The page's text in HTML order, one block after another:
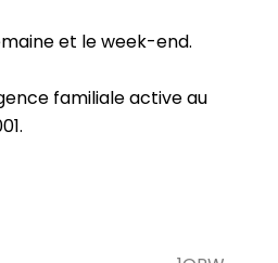
et le week-end.
familiale active au